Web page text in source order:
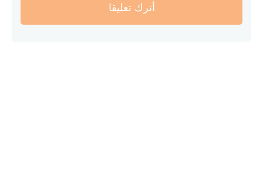
أترك تعليقا